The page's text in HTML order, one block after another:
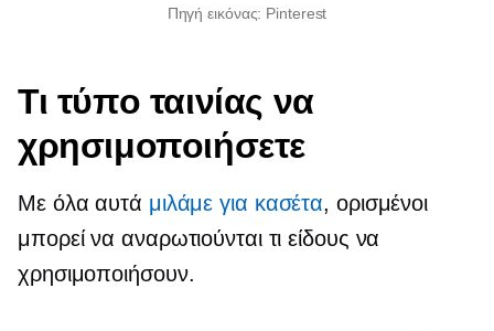
Πηγή εικόνας: Pinterest
Τι τύπο ταινίας να
χρησιμοποιήσετε
Με όλα αυτά μιλάμε για κασέτα, ορισμένοι
μπορεί να αναρωτιούνται τι είδους να
χρησιμοποιήσουν.